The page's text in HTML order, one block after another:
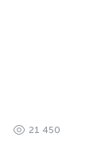
21 450